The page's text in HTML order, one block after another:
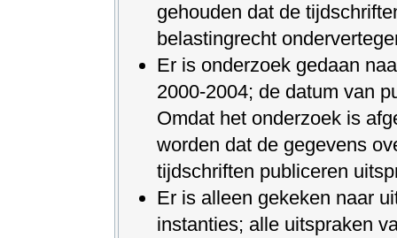
gehouden dat de
belastingrecht
Er is onderzoek gedaan
2000-2004; de datum van
Omdat het onderzoek is
worden dat de gegevens
tijdschriften publiceren
Er is alleen gekeken naar
instanties; alle uitspraken